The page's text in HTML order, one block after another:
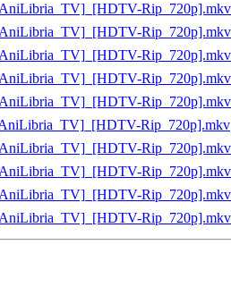
Rip_720p].mkv
Rip_720p].mkv
Rip_720p].mkv
Rip_720p].mkv
Rip_720p].mkv
Rip_720p].mkv
Rip_720p].mkv
Rip_720p].mkv
Rip_720p].mkv
Rip_720p].mkv